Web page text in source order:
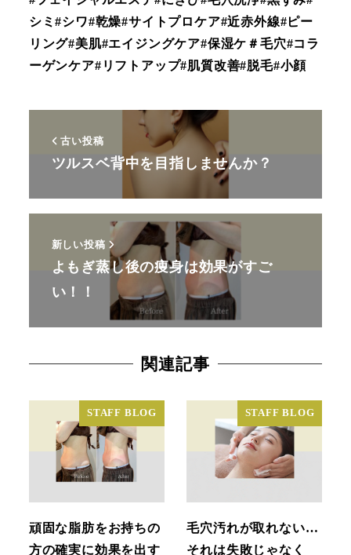
シミ#シワ#乾燥#サイトプロケア#近赤外線#ピー
リング#美肌#エイジングケア#保湿ケ＃毛穴#コラ
ーゲンケア#リフトアップ#肌質改善#脱毛#小顔
古い投稿
ツルスベ背中を目指しませんか？
新しい投稿
よもぎ蒸し後の痩身は効果がすご
い！！
関連記事
STAFF BLOG
頑固な脂肪をお持ちの
方の確実に効果を出す
STAFF BLOG
毛穴汚れが取れない…
それは失敗じゃなく